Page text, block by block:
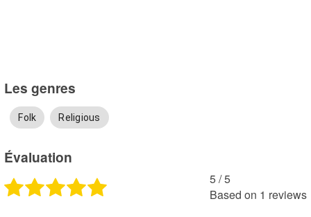
Les genres
Folk Religious
Évaluation
5 /5
Based on 1 reviews